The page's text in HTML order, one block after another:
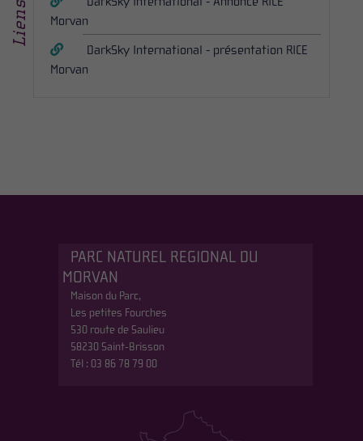
Morvan
DarkSky International - présentation RICE
Morvan
PARC NATUREL REGIONAL DU
MORVAN
Maison du Parc,
Les petites Fourches
530 route de Saulieu
58230 Saint-Brisson
Tél : 03 86 78 79 00